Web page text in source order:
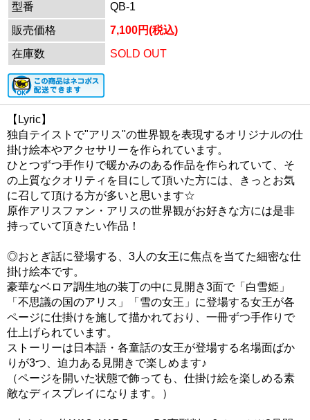
型番
QB-1
販売価格
7,100円(税込)
在庫数
SOLD OUT
【Lyric】
独自テイストで"アリス"の世界観を表現するオリジナルの仕
掛け絵本やアクセサリーを作られています。
ひとつずつ手作りで暖かみのある作品を作られていて、そ
の上質なクオリティを目にして頂いた方には、きっとお気
に召して頂ける方が多いと思います☆
原作アリスファン・アリスの世界観がお好きな方には是非
持っていて頂きたい作品！
◎おとぎ話に登場する、3人の女王に焦点を当てた細密な仕
掛け絵本です。
豪華なベロア調生地の装丁の中に見開き3面で「白雪姫」
「不思議の国のアリス」「雪の女王」に登場する女王が各
ページに仕掛けを施して描かれており、一冊ずつ手作りで
仕上げられています。
ストーリーは日本語・各童話の女王が登場する名場面ばか
りが3つ、迫力ある見開きで楽しめます♪
（ページを開いた状態で飾っても、仕掛け絵を楽しめる素
敵なディスプレイになります。）